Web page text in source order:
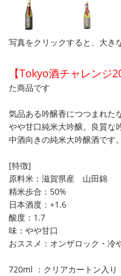
写真をクリックすると、大き
【Tokyo酒チャレンジ
た商品です
気品ある吟醸香につつまれた
やや甘口純米大吟醸。良質な
中酒向きの純米大吟醸酒です。
[特徴]
原料米：滋賀県産 山田錦
精米歩合：50%
日本酒度：+1.6
酸度：1.7
味：やや甘口
おススメ：オンザロック・冷
720ml ：クリアカートン入り